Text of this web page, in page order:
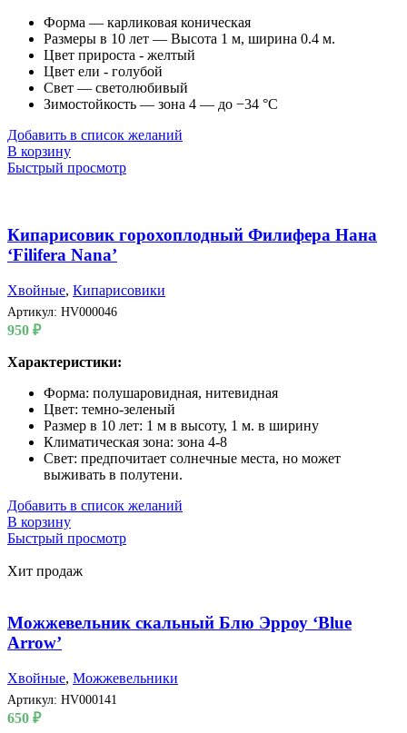
Форма — карликовая коническая
Размеры в 10 лет — Высота 1 м, ширина 0.4 м.
Цвет прироста - желтый
Цвет ели - голубой
Свет — светолюбивый
Зимостойкость — зона 4 — до −34 °C
Добавить в список желаний
В корзину
Быстрый просмотр
Кипарисовик горохоплодный Филифера Нана
‘Filifera Nana’
Хвойные, Кипарисовики
Артикул: HV000046
950 ₽
Характеристики:
Форма: полушаровидная, нитевидная
Цвет: темно-зеленый
Размер в 10 лет: 1 м в высоту, 1 м. в ширину
Климатическая зона: зона 4-8
Свет: предпочитает солнечные места, но может
выживать в полутени.
Добавить в список желаний
В корзину
Быстрый просмотр
Хит продаж
Можжевельник скальный Блю Эрроу ‘Blue
Arrow’
Хвойные, Можжевельники
Артикул: HV000141
650 ₽